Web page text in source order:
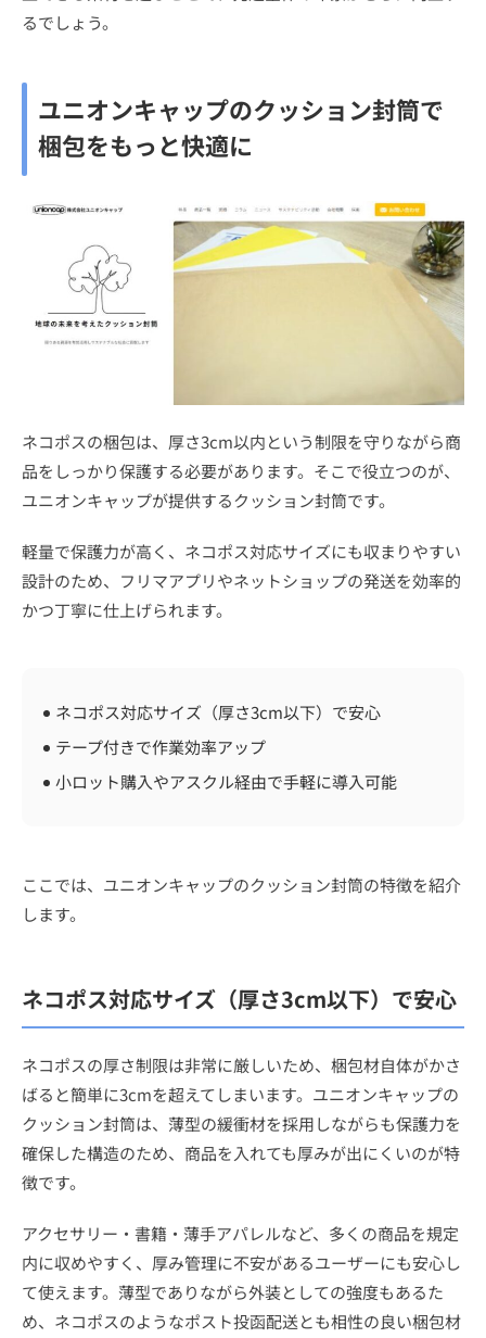
るでしょう。
ユニオンキャップのクッション封筒で
梱包をもっと快適に
ネコポスの梱包は、厚さ3cm以内という制限を守りながら商
品をしっかり保護する必要があります。そこで役立つのが、
ユニオンキャップが提供するクッション封筒です。
軽量で保護力が高く、ネコポス対応サイズにも収まりやすい
設計のため、フリマアプリやネットショップの発送を効率的
かつ丁寧に仕上げられます。
ネコポス対応サイズ（厚さ3cm以下）で安心
テープ付きで作業効率アップ
小ロット購入やアスクル経由で手軽に導入可能
ここでは、ユニオンキャップのクッション封筒の特徴を紹介
します。
ネコポス対応サイズ（厚さ3cm以下）で安心
ネコポスの厚さ制限は非常に厳しいため、梱包材自体がかさ
ばると簡単に3cmを超えてしまいます。ユニオンキャップの
クッション封筒は、薄型の緩衝材を採用しながらも保護力を
確保した構造のため、商品を入れても厚みが出にくいのが特
徴です。
アクセサリー・書籍・薄手アパレルなど、多くの商品を規定
内に収めやすく、厚み管理に不安があるユーザーにも安心し
て使えます。薄型でありながら外装としての強度もあるた
め、ネコポスのようなポスト投函配送とも相性の良い梱包材